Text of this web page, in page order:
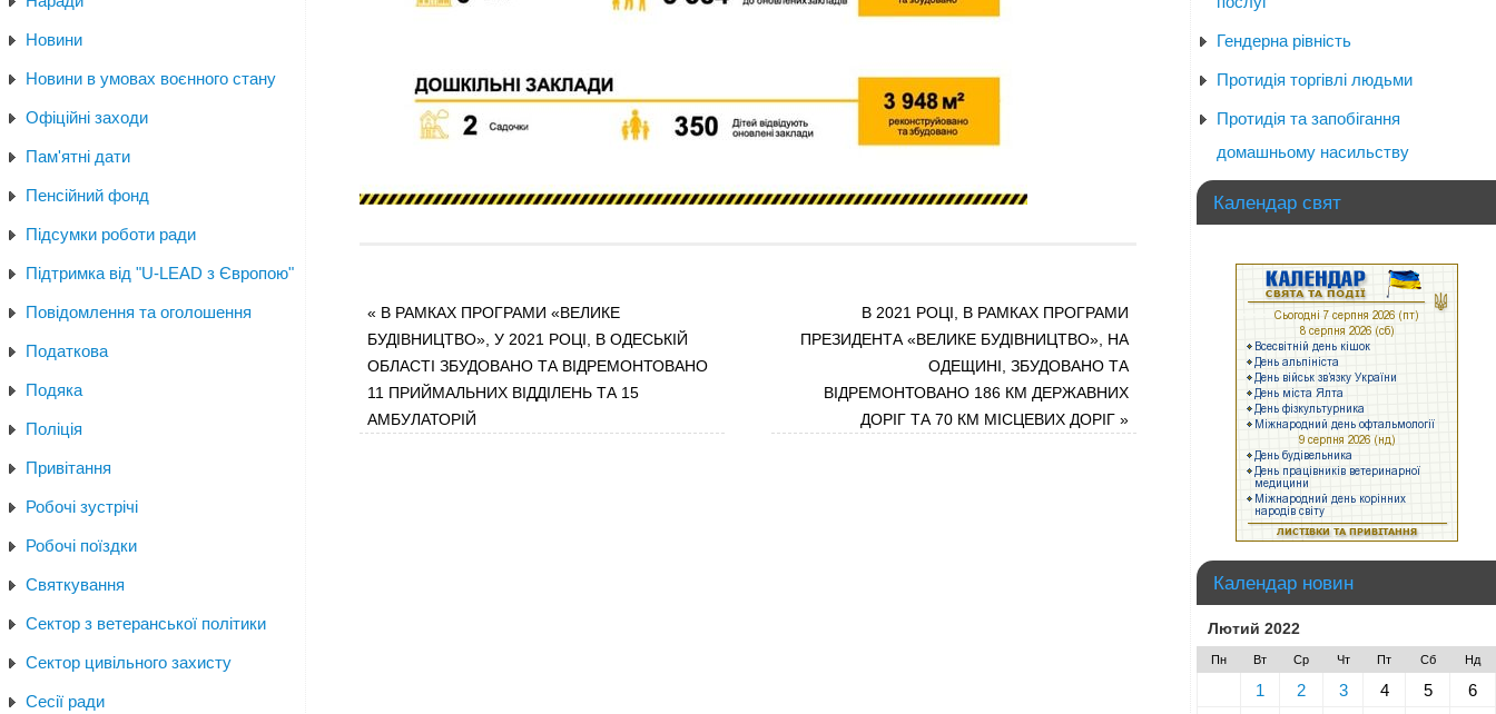
« В РАМКАХ ПРОГРАМИ «ВЕЛИКЕ
БУДІВНИЦТВО», У 2021 РОЦІ, В ОДЕСЬКІЙ
ОБЛАСТІ ЗБУДОВАНО ТА ВІДРЕМОНТОВАНО
11 ПРИЙМАЛЬНИХ ВІДДІЛЕНЬ ТА 15
АМБУЛАТОРІЙ
В 2021 РОЦІ, В РАМКАХ ПРОГРАМИ
ПРЕЗИДЕНТА «ВЕЛИКЕ БУДІВНИЦТВО», НА
ОДЕЩИНІ, ЗБУДОВАНО ТА
ВІДРЕМОНТОВАНО 186 КМ ДЕРЖАВНИХ
ДОРІГ ТА 70 КМ МІСЦЕВИХ ДОРІГ»
Новини
Новини в умовах воєнного стану
Офіційні заходи
Пам'ятні дати
Пенсійний фонд
Підсумки роботи ради
Підтримка від "U-LEAD з Європою"
Повідомлення та оголошення
Податкова
Подяка
Поліція
Привітання
Робочі зустрічі
Робочі поїздки
Святкування
Сектор з ветеранської політики
Сектор цивільного захисту
Сесії ради
Гендерна рівність
Протидія торгівлі людьми
Протидія та запобігання
домашньому насильству
Календар свят
Календар новин
Лютий 2022
Пн Вт Ср Чт Пт Сб Нд
1 2 3 4 5
6